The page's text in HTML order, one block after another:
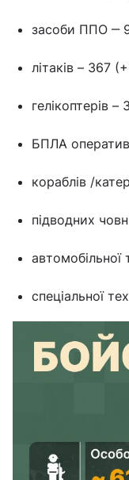
засоби ППО ‒
літаків – 367
гелікоптерів
БПЛА
кораблів /
підводних
спеціальної